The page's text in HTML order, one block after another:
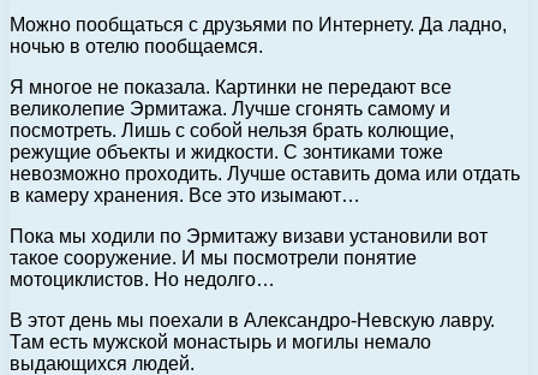
Можно пообщаться с друзьями по Интернету. Да ладно,
ночью в отелю пообщаемся.
Я многое не показала. Картинки не передают все
великолепие Эрмитажа. Лучше сгонять самому и
посмотреть. Лишь с собой нельзя брать колющие,
режущие объекты и жидкости. С зонтиками тоже
невозможно проходить. Лучше оставить дома или отдать
в камеру хранения. Все это изымают…
Пока мы ходили по Эрмитажу визави установили вот
такое сооружение. И мы посмотрели понятие
мотоциклистов. Но недолго…
В этот день мы поехали в Александро-Невскую лавру.
Там есть мужской монастырь и могилы немало
выдающихся людей.